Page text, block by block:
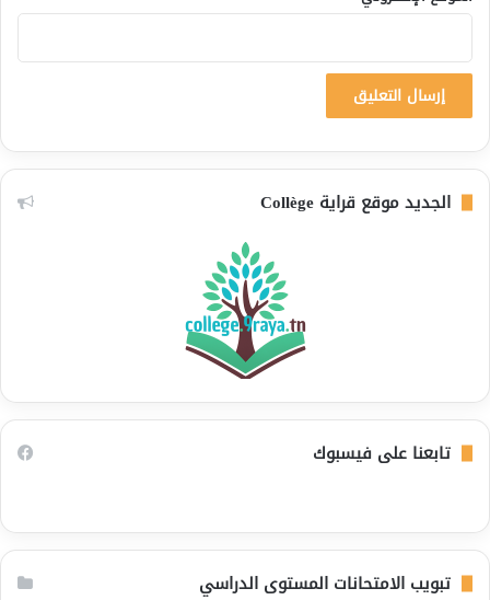
الجديد موقع قراية Collège
تابعنا على فيسبوك
تبويب الامتحانات المستوى الدراسي